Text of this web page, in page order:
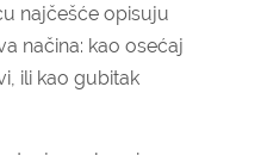
najčešće opisuju
načina: kao osećaj
ili kao gubitak